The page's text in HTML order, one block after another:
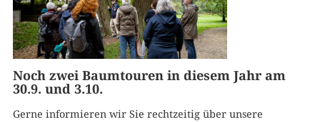
Noch zwei Baumtouren in diesem Jahr am
30.9. und 3.10.
Gerne informieren wir Sie rechtzeitig über unsere